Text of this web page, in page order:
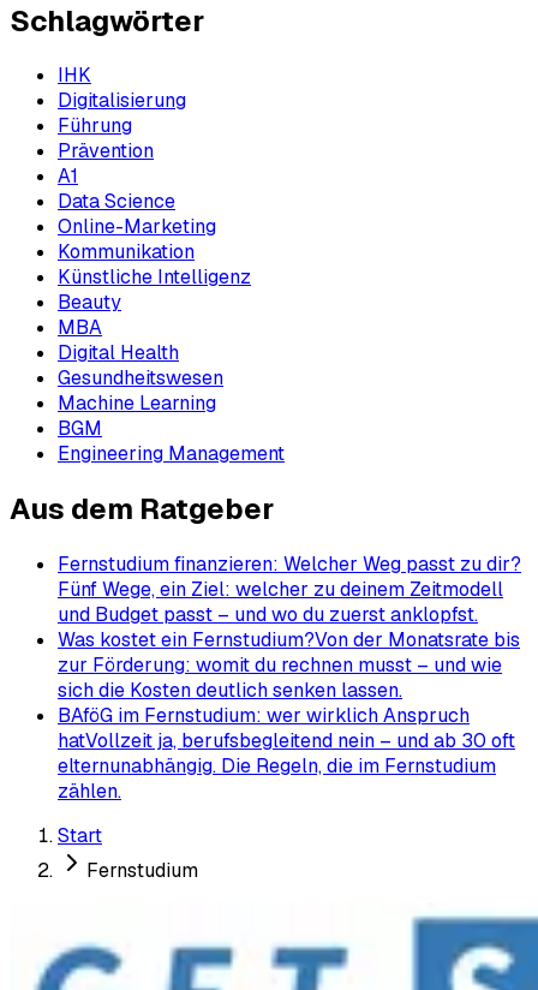
Schlagwörter
IHK
Digitalisierung
Führung
Prävention
A1
Data Science
Online-Marketing
Kommunikation
Künstliche Intelligenz
Beauty
MBA
Digital Health
Gesundheitswesen
Machine Learning
BGM
Engineering Management
Aus dem Ratgeber
Fernstudium finanzieren: Welcher Weg passt zu dir?
Fünf Wege, ein Ziel: welcher zu deinem Zeitmodell
und Budget passt – und wo du zuerst anklopfst.
Was kostet ein Fernstudium?Von der Monatsrate bis
zur Förderung: womit du rechnen musst – und wie
sich die Kosten deutlich senken lassen.
BAföG im Fernstudium: wer wirklich Anspruch
hatVollzeit ja, berufsbegleitend nein – und ab 30 oft
elternunabhängig. Die Regeln, die im Fernstudium
zählen.
Start
Fernstudium